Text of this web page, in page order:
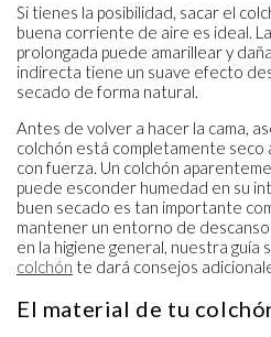
Si tienes la posibilidad, sacar el
buena corriente de aire es ideal.
prolongada puede amarillear y
indirecta tiene un suave efecto
secado de forma natural.
Antes de volver a hacer la cama,
colchón está completamente seco
con fuerza. Un colchón
puede esconder humedad en su
buen secado es tan importante
mantener un entorno de
en la higiene general, nuestra guía
colchón te dará consejos
El material de tu